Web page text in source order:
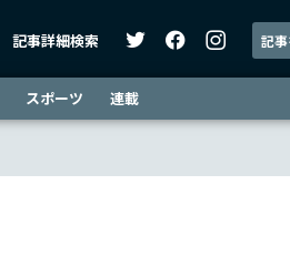
記事詳細検索
スポーツ 連載